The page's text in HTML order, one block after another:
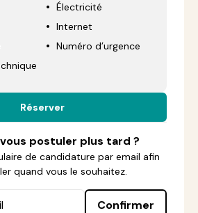
Électricité
Internet
Numéro d’urgence
Réserver
postuler plus tard ?
de candidature par email afin
quand vous le souhaitez.
Confirmer